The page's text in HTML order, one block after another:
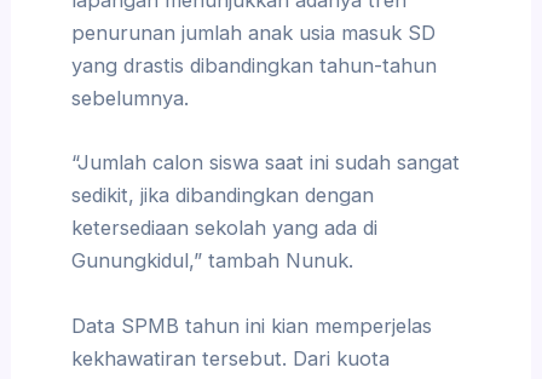
penurunan jumlah anak usia masuk SD
yang drastis dibandingkan tahun-tahun
sebelumnya.
“Jumlah calon siswa saat ini sudah sangat
sedikit, jika dibandingkan dengan
ketersediaan sekolah yang ada di
Gunungkidul,” tambah Nunuk.
Data SPMB tahun ini kian memperjelas
kekhawatiran tersebut. Dari kuota